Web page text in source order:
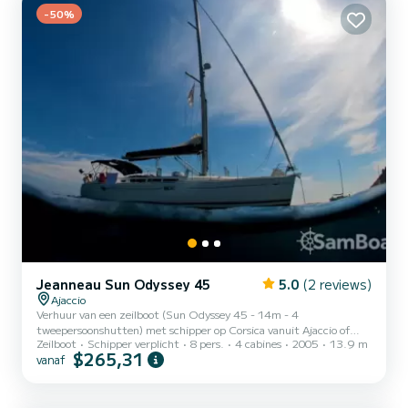
-50%
Jeanneau Sun Odyssey 45 5.0 (2 reviews)
Ajaccio
Verhuur van een zeilboot (Sun Odyssey 45 - 14m - 4
tweepersoonshutten) met schipper op Corsica vanuit Ajaccio of
Bonifacio. Gepassioneerde schipper, die het eiland van schoonheid
perfect kent en daar al meer dan 15 jaar heeft gevaren, Ik laat je al
Zeilboot Schipper verplicht 8 pers. 4 cabines 2005 13.9 m
vanaf $265,31